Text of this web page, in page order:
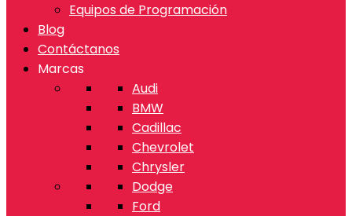
Equipos de Programación
Blog
Contáctanos
Marcas
Audi
BMW
Cadillac
Chevrolet
Chrysler
Dodge
Ford